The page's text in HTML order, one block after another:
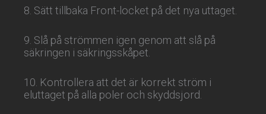
8. Sätt tillbaka Front-locket på det nya uttaget.
9. Slå på strömmen igen genom att slå på
säkringen i säkringsskåpet.
10. Kontrollera att det är korrekt ström i
eluttaget på alla poler och skyddsjord.